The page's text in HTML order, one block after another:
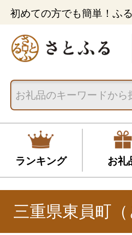
初めての方でも簡単！ふ
ランキング お礼
三重県東員町